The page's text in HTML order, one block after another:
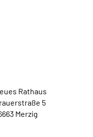
Rathaus
5
Merzig